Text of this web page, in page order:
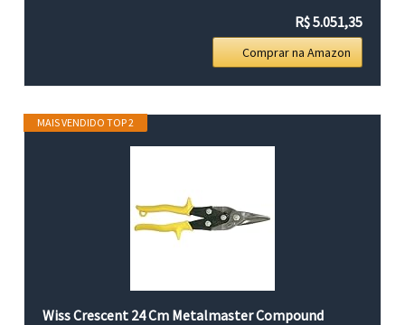
R$ 5.051,35
Comprar na Amazon
MAIS VENDIDO TOP 2
Wiss Crescent 24 Cm Metalmaster Compound